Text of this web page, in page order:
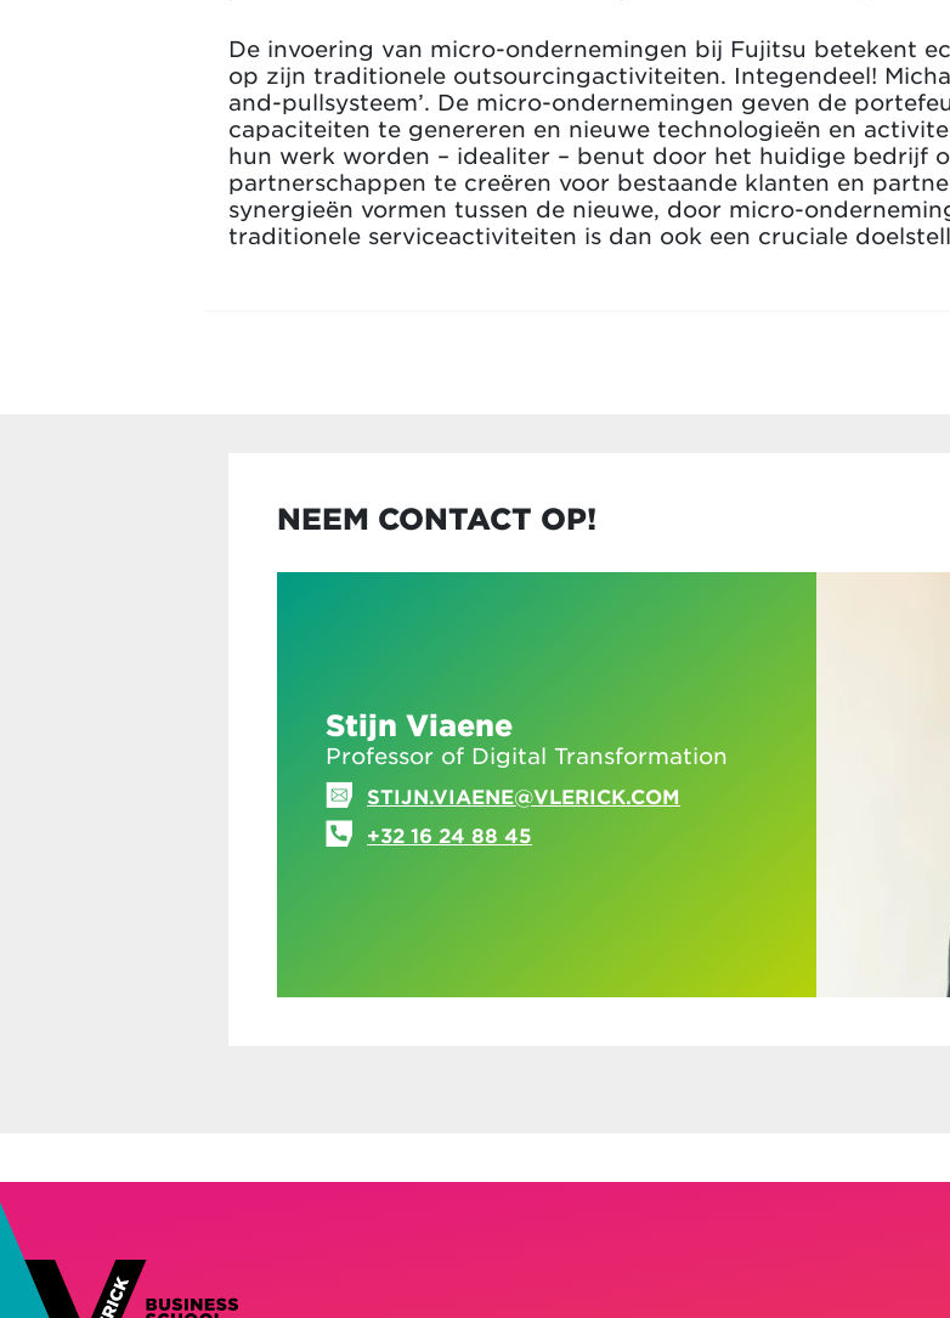
De invoering van micro-ondernemingen bij Fujitsu betekent
op zijn traditionele outsourcingactiviteiten. Integendeel!
and-pullsysteem’. De micro-ondernemingen geven de
capaciteiten te genereren en nieuwe technologieën en
hun werk worden – idealiter – benut door het huidige bedrijf
partnerschappen te creëren voor bestaande klanten en
synergieën vormen tussen de nieuwe, door micro-
traditionele serviceactiviteiten is dan ook een cruciale
NEEM CONTACT OP!
Stijn Viaene
Professor of Digital Transformation
STIJN.VIAENE@VLERICK.COM
+32 16 24 88 45